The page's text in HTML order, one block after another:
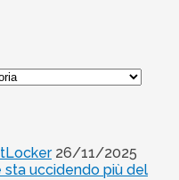
26/11/2025
sta uccidendo più del